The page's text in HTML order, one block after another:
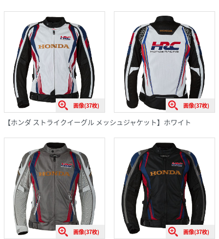
画像(37枚) 画像(37枚)
【ホンダ ストライクイーグル メッシュジャケット】ホワイト
画像(37枚) 画像(37枚)